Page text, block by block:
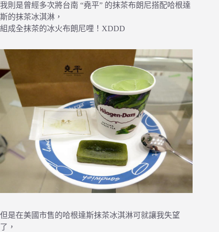
我則是曾經多次將台南 “堯平” 的抹茶布朗尼搭配哈根達
斯的抹茶冰淇淋，
組成全抹茶的冰火布朗尼哩！XDDD
但是在美國市售的哈根達斯抹茶冰淇淋可就讓我失望
了，